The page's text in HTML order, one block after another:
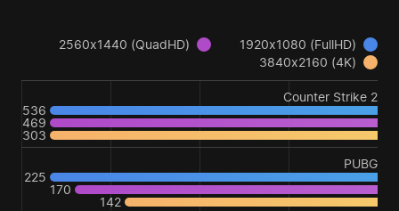
1920x1080 (FullHD)
2560x1440 (QuadHD)
3840x2160 (4K)
Counter Strike 2
536
469
303
PUBG
225
170
142